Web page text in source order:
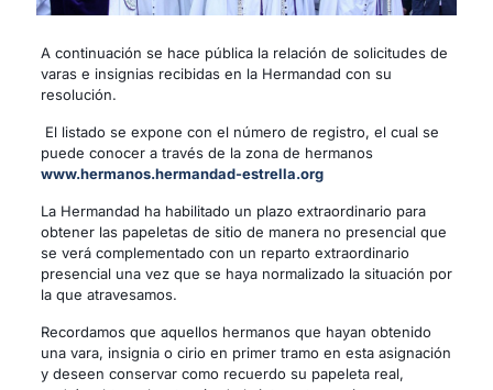
A continuación se hace pública la relación de solicitudes de
varas e insignias recibidas en la Hermandad con su
resolución.
El listado se expone con el número de registro, el cual se
puede conocer a través de la zona de hermanos
www.hermanos.hermandad-estrella.org
La Hermandad ha habilitado un plazo extraordinario para
obtener las papeletas de sitio de manera no presencial que
se verá complementado con un reparto extraordinario
presencial una vez que se haya normalizado la situación por
la que atravesamos.
Recordamos que aquellos hermanos que hayan obtenido
una vara, insignia o cirio en primer tramo en esta asignación
y deseen conservar como recuerdo su papeleta real,